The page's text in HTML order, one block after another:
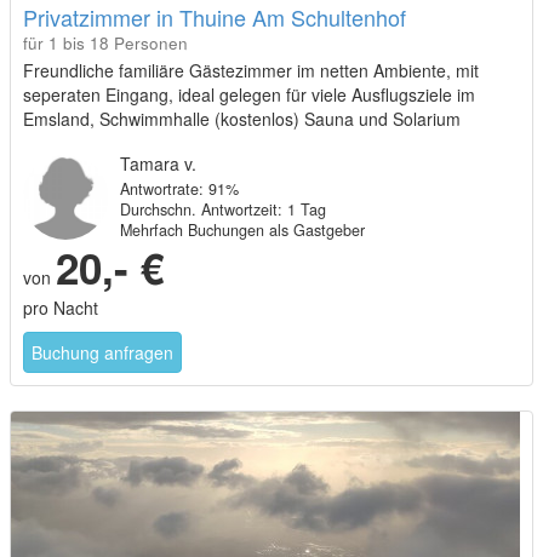
Privatzimmer in Thuine Am Schultenhof
für 1 bis 18 Personen
Freundliche familiäre Gästezimmer im netten Ambiente, mit
seperaten Eingang, ideal gelegen für viele Ausflugsziele im
Emsland, Schwimmhalle (kostenlos) Sauna und Solarium
Tamara v.
Antwortrate: 91%
Durchschn. Antwortzeit: 1 Tag
Mehrfach Buchungen als Gastgeber
von 20,- €
pro Nacht
Buchung anfragen